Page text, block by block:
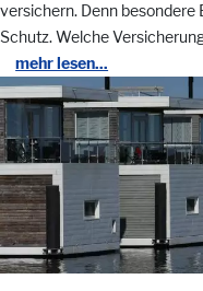
versichern. Denn
Schutz. Welche
mehr lesen...